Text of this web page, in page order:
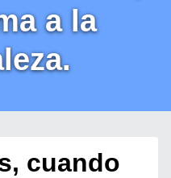
a la
cuando